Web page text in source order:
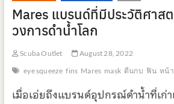
Mares แบรนด์ที่มีประวัติศาส
วงการดำน้ำโลก
Scuba Outlet
August 28, 2022
eye squeeze fins Mares mask ตีนกบ ฟิน หน้
เมื่อเอ่ยถึงแบรนด์อุปกรณ์ดำน้ำที่เก่